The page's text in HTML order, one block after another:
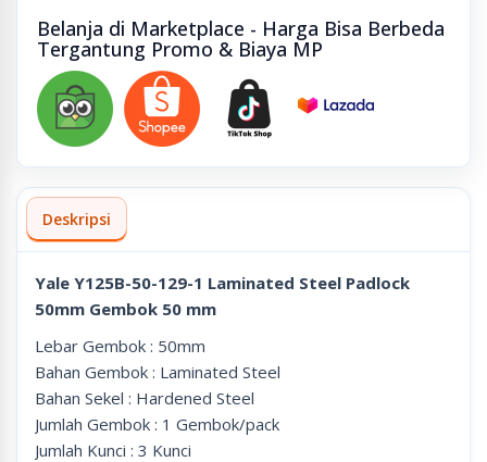
Belanja di Marketplace - Harga Bisa Berbeda
Tergantung Promo & Biaya MP
Deskripsi
Yale Y125B-50-129-1 Laminated Steel Padlock
50mm Gembok 50 mm
Lebar Gembok : 50mm
Bahan Gembok : Laminated Steel
Bahan Sekel : Hardened Steel
Jumlah Gembok : 1 Gembok/pack
Jumlah Kunci : 3 Kunci